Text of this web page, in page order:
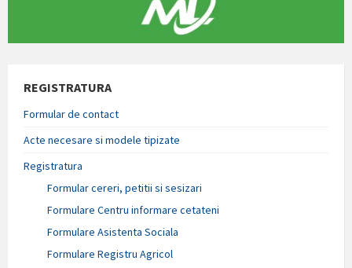
REGISTRATURA
Formular de contact
Acte necesare si modele tipizate
Registratura
Formular cereri, petitii si sesizari
Formulare Centru informare cetateni
Formulare Asistenta Sociala
Formulare Registru Agricol